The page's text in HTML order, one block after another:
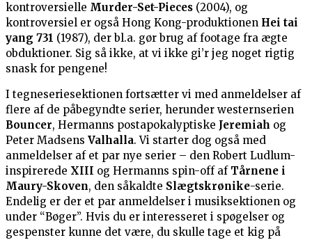
kontroversielle Murder-Set-Pieces (2004), og
kontroversiel er også Hong Kong-produktionen Hei tai
yang 731 (1987), der bl.a. gør brug af footage fra ægte
obduktioner. Sig så ikke, at vi ikke gi’r jeg noget rigtig
snask for pengene!
I tegneseriesektionen fortsætter vi med anmeldelser af
flere af de påbegyndte serier, herunder westernserien
Bouncer, Hermanns postapokalyptiske Jeremiah og
Peter Madsens Valhalla. Vi starter dog også med
anmeldelser af et par nye serier – den Robert Ludlum-
inspirerede XIII og Hermanns spin-off af Tårnene i
Maury-Skoven, den såkaldte Slægtskrønike-serie.
Endelig er der et par anmeldelser i musiksektionen og
under “Bøger”. Hvis du er interesseret i spøgelser og
gespenster kunne det være, du skulle tage et kig på